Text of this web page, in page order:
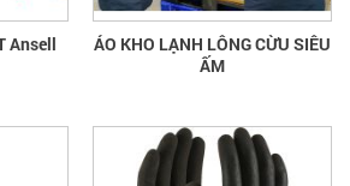
Ansell
ÁO KHO LẠNH LÔNG CỪU SIÊU
ẤM